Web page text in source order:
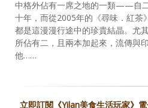
中格外佔有一席之地的一類——自
十年，而從2005年的《尋味．紅茶
都是這漫漫行途中的珍貴結晶。尤
所佔有二，且兩本加起來，流傳與
他……
立即訂閱《Yilan美食生活玩家》